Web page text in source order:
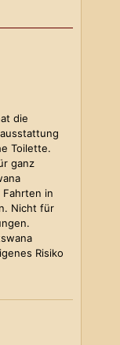
die
Toilette.
ganz
in
Nicht für
Risiko